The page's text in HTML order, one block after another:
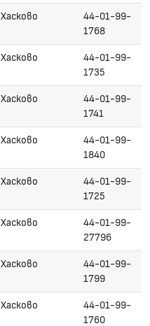
Хасково
44-01-99-
1768
Хасково
44-01-99-
1735
Хасково
44-01-99-
1741
Хасково
44-01-99-
1840
Хасково
44-01-99-
1725
Хасково
44-01-99-
27796
Хасково
44-01-99-
1799
Хасково
44-01-99-
1760